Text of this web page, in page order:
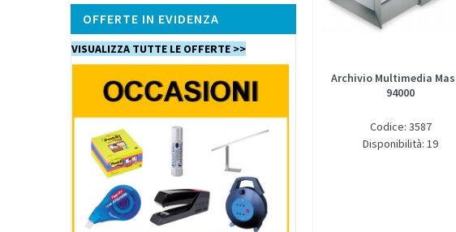
OFFERTE IN EVIDENZA
VISUALIZZA TUTTE LE OFFERTE >>
Archivio Multimedia
94000
Codice: 3587
Disponibilità: 19